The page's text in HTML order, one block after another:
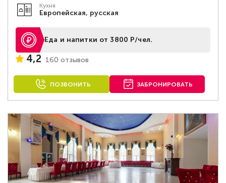
Кухня
Европейская, русская
Еда и напитки от 3800 Р/чел.
4,2 160 отзывов
ПОЗВОНИТЬ ЗАБРОНИРОВАТЬ